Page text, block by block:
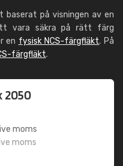
på visningen av en
vara säkra på rätt färg
en fysisk NCS-färgfläkt. På
färgfläkt.
2050
moms
moms